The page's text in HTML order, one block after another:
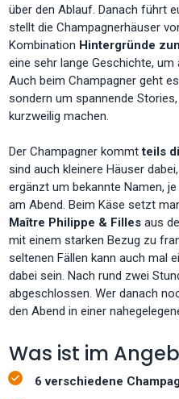
über den Ablauf. Danach führt
stellt die Champagnerhäuser
Kombination Hintergründe
eine sehr lange Geschichte,
Auch beim Champagner geht
sondern um spannende
kurzweilig machen.
Der Champagner kommtteils
sind auch kleinere Häuser
ergänzt um bekannte Namen,
am Abend. Beim Käse setzt
Maître Philippe & Filles aus
mit einem starken Bezug zu
seltenen Fällen kann auch mal
dabei sein. Nach rund zwei
abgeschlossen. Wer danach
den Abend in einer
Was ist im
6 verschiedene